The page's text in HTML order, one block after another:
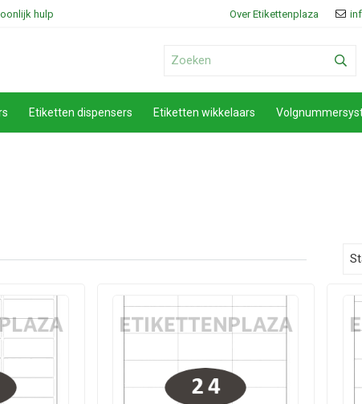
hulp Over Etikettenplaza
Etiketten dispensers Etiketten wikkelaars